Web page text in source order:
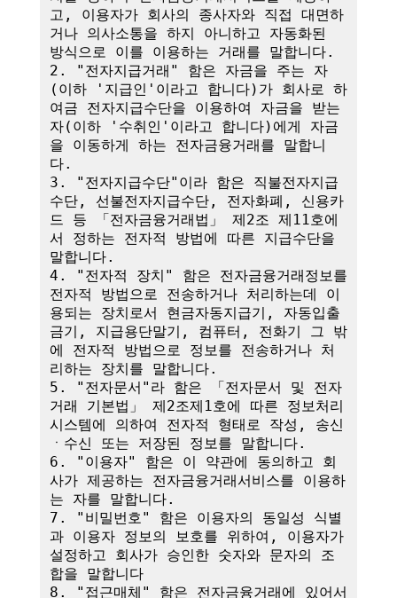
고, 이용자가 회사의 종사자와 직접 대면하
거나 의사소통을 하지 아니하고 자동화된
방식으로 이를 이용하는 거래를 말합니다.
2. "전자지급거래" 함은 자금을 주는 자
(이하 '지급인'이라고 합니다)가 회사로 하
여금 전자지급수단을 이용하여 자금을 받는
자(이하 '수취인'이라고 합니다)에게 자금
을 이동하게 하는 전자금융거래를 말합니
다.
3. "전자지급수단"이라 함은 직불전자지급
수단, 선불전자지급수단, 전자화폐, 신용카
드 등 「전자금융거래법」 제2조 제11호에
서 정하는 전자적 방법에 따른 지급수단을
말합니다.
4. "전자적 장치" 함은 전자금융거래정보를
전자적 방법으로 전송하거나 처리하는데 이
용되는 장치로서 현금자동지급기, 자동입출
금기, 지급용단말기, 컴퓨터, 전화기 그 밖
에 전자적 방법으로 정보를 전송하거나 처
리하는 장치를 말합니다.
5. "전자문서"라 함은 「전자문서 및 전자
거래 기본법」 제2조제1호에 따른 정보처리
시스템에 의하여 전자적 형태로 작성, 송신
ㆍ수신 또는 저장된 정보를 말합니다.
6. "이용자" 함은 이 약관에 동의하고 회
사가 제공하는 전자금융거래서비스를 이용하
는 자를 말합니다.
7. "비밀번호" 함은 이용자의 동일성 식별
과 이용자 정보의 보호를 위하여, 이용자가
설정하고 회사가 승인한 숫자와 문자의 조
합을 말합니다
8. "접근매체" 함은 전자금융거래에 있어서